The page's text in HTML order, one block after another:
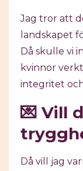
Jag tror att
landskapet
Då skulle vi
kvinnor
integritet
💌 Vill
Då vill jag